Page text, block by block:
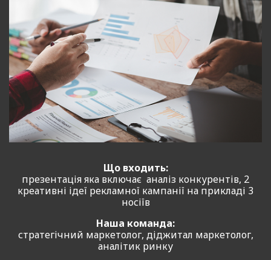
Що входить:
презентація яка включає аналіз конкурентів, 2
креативні ідеї рекламної кампанії на прикладі 3
носіїв
Наша команда:
стратегічний маркетолог, діджитал маркетолог,
аналітик ринку